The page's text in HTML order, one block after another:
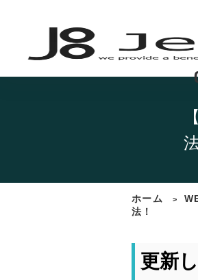
ホーム >
法！
更新